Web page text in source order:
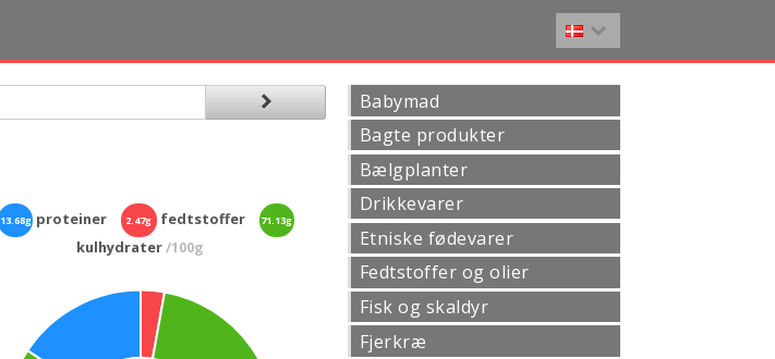
13.68g proteiner 2.47g fedtstoffer 71.13g
kulhydrater/100g
Babymad
Bagte produkter
Bælgplanter
Drikkevarer
Etniske fødevarer
Fedtstoffer og olier
Fisk og skaldyr
Fjerkræ